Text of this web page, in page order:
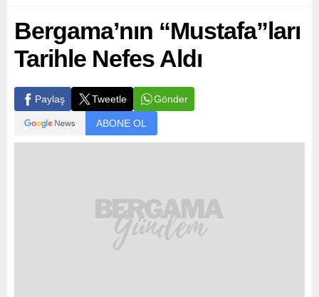
Bergama’nın “Mustafa”ları
Tarihle Nefes Aldı
Paylaş Tweetle Gönder
ABONE OL